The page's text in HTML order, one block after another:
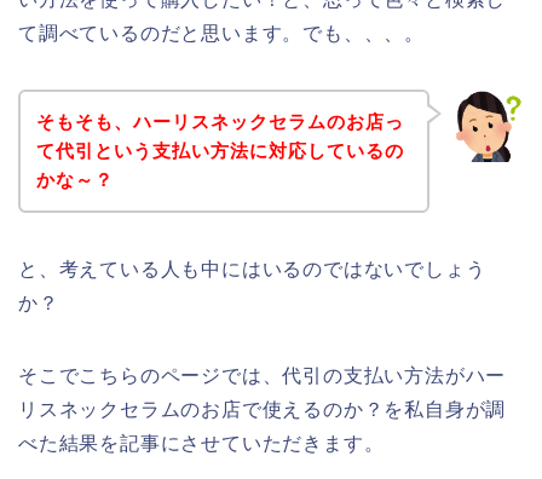
て調べているのだと思います。でも、、、。
そもそも、ハーリスネックセラムのお店っ
て代引という支払い方法に対応しているの
かな～？
と、考えている人も中にはいるのではないでしょう
か？
そこでこちらのページでは、代引の支払い方法がハー
リスネックセラムのお店で使えるのか？を私自身が調
べた結果を記事にさせていただきます。